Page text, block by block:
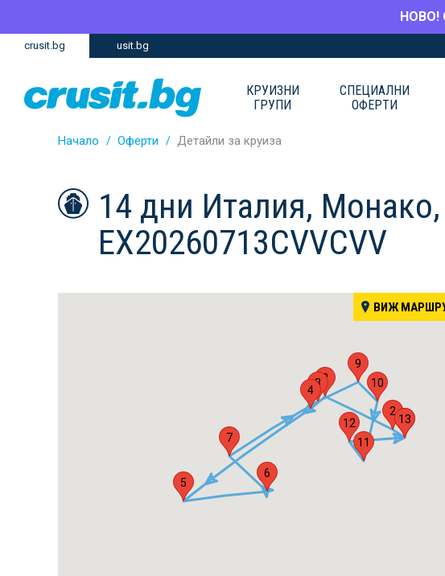
НОВО!
Премини
съдържание
Премини
crusit.bg usit.bg
КРУИЗНИ
ГРУПИ
СПЕЦИАЛНИ
ОФЕРТИ
Начало Оферти Детайли за круиза
14 дни Италия,
EX20260713CVVCVV
1
2
3
4
5
6
7
8
9
10
11
12 13
ВИЖ